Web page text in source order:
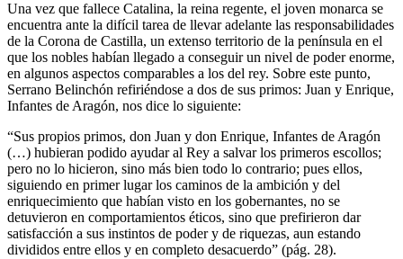
Una vez que fallece Catalina, la reina regente, el joven monarca se
encuentra ante la difícil tarea de llevar adelante las responsabilidades
de la Corona de Castilla, un extenso territorio de la península en el
que los nobles habían llegado a conseguir un nivel de poder enorme,
en algunos aspectos comparables a los del rey. Sobre este punto,
Serrano Belinchón refiriéndose a dos de sus primos: Juan y Enrique,
Infantes de Aragón, nos dice lo siguiente:
“Sus propios primos, don Juan y don Enrique, Infantes de Aragón
(…) hubieran podido ayudar al Rey a salvar los primeros escollos;
pero no lo hicieron, sino más bien todo lo contrario; pues ellos,
siguiendo en primer lugar los caminos de la ambición y del
enriquecimiento que habían visto en los gobernantes, no se
detuvieron en comportamientos éticos, sino que prefirieron dar
satisfacción a sus instintos de poder y de riquezas, aun estando
divididos entre ellos y en completo desacuerdo” (pág. 28).